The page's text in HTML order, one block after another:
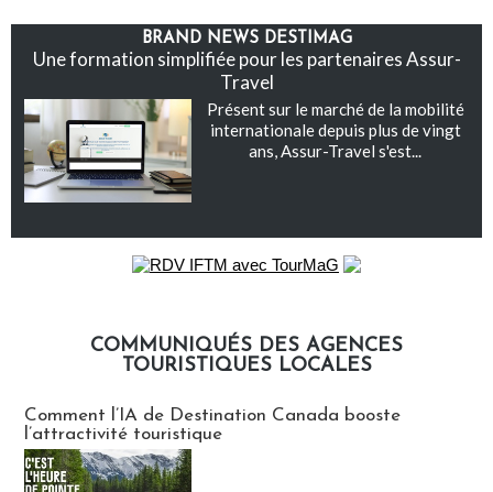
BRAND NEWS DESTIMAG
Une formation simplifiée pour les partenaires Assur-
Travel
Présent sur le marché de la mobilité
internationale depuis plus de vingt
ans, Assur-Travel s'est...
COMMUNIQUÉS DES AGENCES
TOURISTIQUES LOCALES
Comment l’IA de Destination Canada booste
l’attractivité touristique